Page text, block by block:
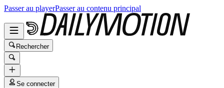
Passer au playerPasser au contenu principal
Rechercher
Se connecter